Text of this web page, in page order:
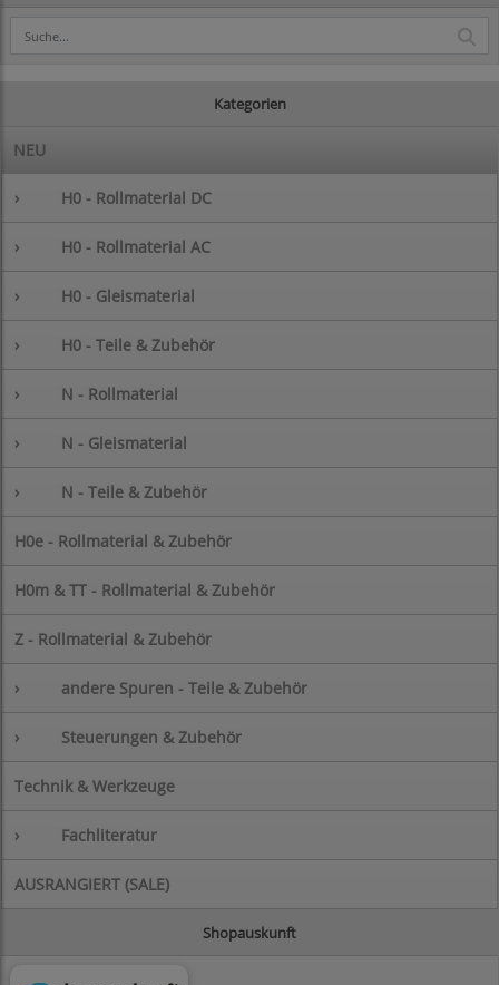
Kategorien
NEU
› H0 - Rollmaterial DC
› H0 - Rollmaterial AC
› H0 - Gleismaterial
› H0 - Teile & Zubehör
› N - Rollmaterial
› N - Gleismaterial
› N - Teile & Zubehör
H0e - Rollmaterial & Zubehör
H0m & TT - Rollmaterial & Zubehör
Z - Rollmaterial & Zubehör
› andere Spuren - Teile & Zubehör
› Steuerungen & Zubehör
Technik & Werkzeuge
› Fachliteratur
AUSRANGIERT (SALE)
Shopauskunft